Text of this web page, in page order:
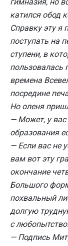
катился обод
Справку эту я
поступать на
ступени, в
пользовалась
времена
посредине
Но оленя
— Может, у вас
образования
— Если вас не
вам вот эту
окончание
Большого
похвальный
долгую
с
— Подпись